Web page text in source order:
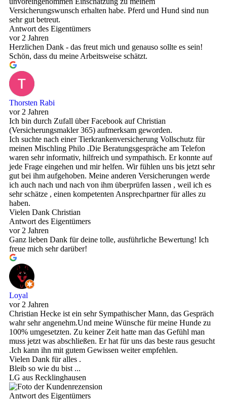
Versicherungswunsch erhalten habe. Pferd und Hund sind nun
sehr gut betreut.
Antwort des Eigentümers
vor 2 Jahren
Herzlichen Dank - das freut mich und genauso sollte es sein!
Schön, dass du meine Arbeitsweise schätzt.
Thorsten Rabi
vor 2 Jahren
Ich bin durch Zufall über Facebook auf Christian
(Versicherungsmakler 365) aufmerksam geworden.
Ich suchte nach einer Tierkrankenversicherung Vollschutz für
meinen Mischling Philo .Die Beratungsgespräche am Telefon
waren sehr informativ, hilfreich und sympathisch. Er konnte auf
jede Frage eingehen und mir helfen. Wir fühlen uns bis jetzt sehr
gut bei ihm aufgehoben. Meine anderen Versicherungen werde
ich auch nach und nach von ihm überprüfen lassen , weil ich es
sehr schätze , einen kompetenten Ansprechpartner für alles zu
haben.
Vielen Dank Christian
Antwort des Eigentümers
vor 2 Jahren
Ganz lieben Dank für deine tolle, ausführliche Bewertung! Ich
freue mich sehr darüber!
Loyal
vor 2 Jahren
Christian Hecke ist ein sehr Sympathischer Mann, das Gespräch
wahr sehr angenehm.Und meine Wünsche für meine Hunde zu
100% umgesetzten. Zu keiner Zeit hatte man das Gefühl man
muss jetzt was abschließen. Er hat für uns das beste raus gesucht
.Ich kann ihn mit gutem Gewissen weiter empfehlen.
Vielen Dank für alles .
Bleib so wie du bist ...
LG aus Recklinghausen
Antwort des Eigentümers